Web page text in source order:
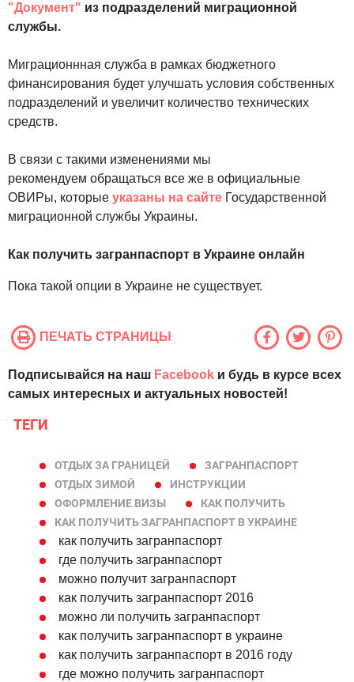
"Документ" из подразделений миграционной
службы.
Миграционнная служба в рамках бюджетного
финансирования будет улучшать условия собственных
подразделений и увеличит количество технических
средств.
В связи с такими изменениями мы
рекомендуем обращаться все же в официальные
ОВИРы, которые указаны на сайте Государственной
миграционной службы Украины.
Как получить загранпаспорт в Украине онлайн
Пока такой опции в Украине не существует.
ПЕЧАТЬ СТРАНИЦЫ
Подписывайся на наш Facebook и будь в курсе всех
самых интересных и актуальных новостей!
ТЕГИ
ОТДЫХ ЗА ГРАНИЦЕЙ
ЗАГРАНПАСПОРТ
ОТДЫХ ЗИМОЙ
ИНСТРУКЦИИ
ОФОРМЛЕНИЕ ВИЗЫ
КАК ПОЛУЧИТЬ
КАК ПОЛУЧИТЬ ЗАГРАНПАСПОРТ В УКРАИНЕ
как получить загранпаспорт
где получить загранпаспорт
можно получит загранпаспорт
как получить загранпаспорт 2016
можно ли получить загранпаспорт
как получить загранпаспорт в украине
как получить загранпаспорт в 2016 году
где можно получить загранпаспорт